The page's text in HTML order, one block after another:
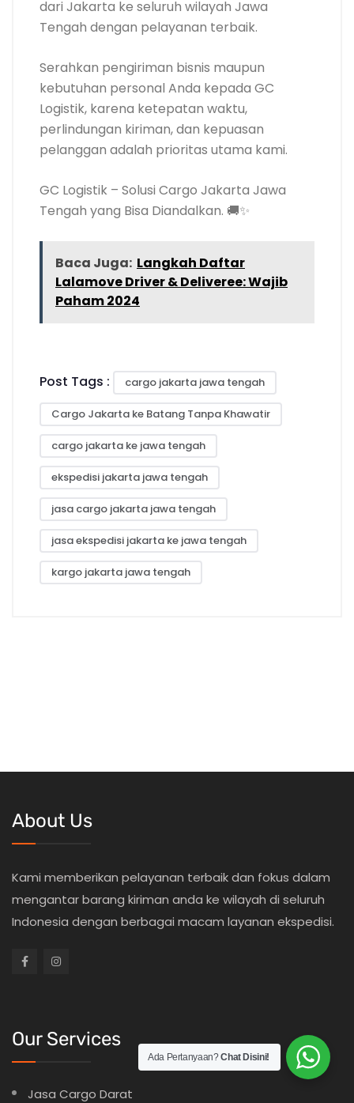
dari Jakarta ke seluruh wilayah Jawa
Tengah dengan pelayanan terbaik.
Serahkan pengiriman bisnis maupun
kebutuhan personal Anda kepada GC
Logistik, karena ketepatan waktu,
perlindungan kiriman, dan kepuasan
pelanggan adalah prioritas utama kami.
GC Logistik – Solusi Cargo Jakarta Jawa
Tengah yang Bisa Diandalkan. 🚚✨
Baca Juga: Langkah Daftar
Lalamove Driver & Deliveree: Wajib
Paham 2024
Post Tags : cargo jakarta jawa tengah
Cargo Jakarta ke Batang Tanpa Khawatir
cargo jakarta ke jawa tengah
ekspedisi jakarta jawa tengah
jasa cargo jakarta jawa tengah
jasa ekspedisi jakarta ke jawa tengah
kargo jakarta jawa tengah
About Us
Kami memberikan pelayanan terbaik dan fokus dalam
mengantar barang kiriman anda ke wilayah di seluruh
Indonesia dengan berbagai macam layanan ekspedisi.
Our Services
Jasa Cargo Darat
Ada Pertanyaan?Chat Disini!